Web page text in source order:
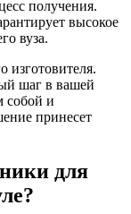
получения.
высокое
вуза.
изготовителя.
шаг в вашей
собой и
принесет
для